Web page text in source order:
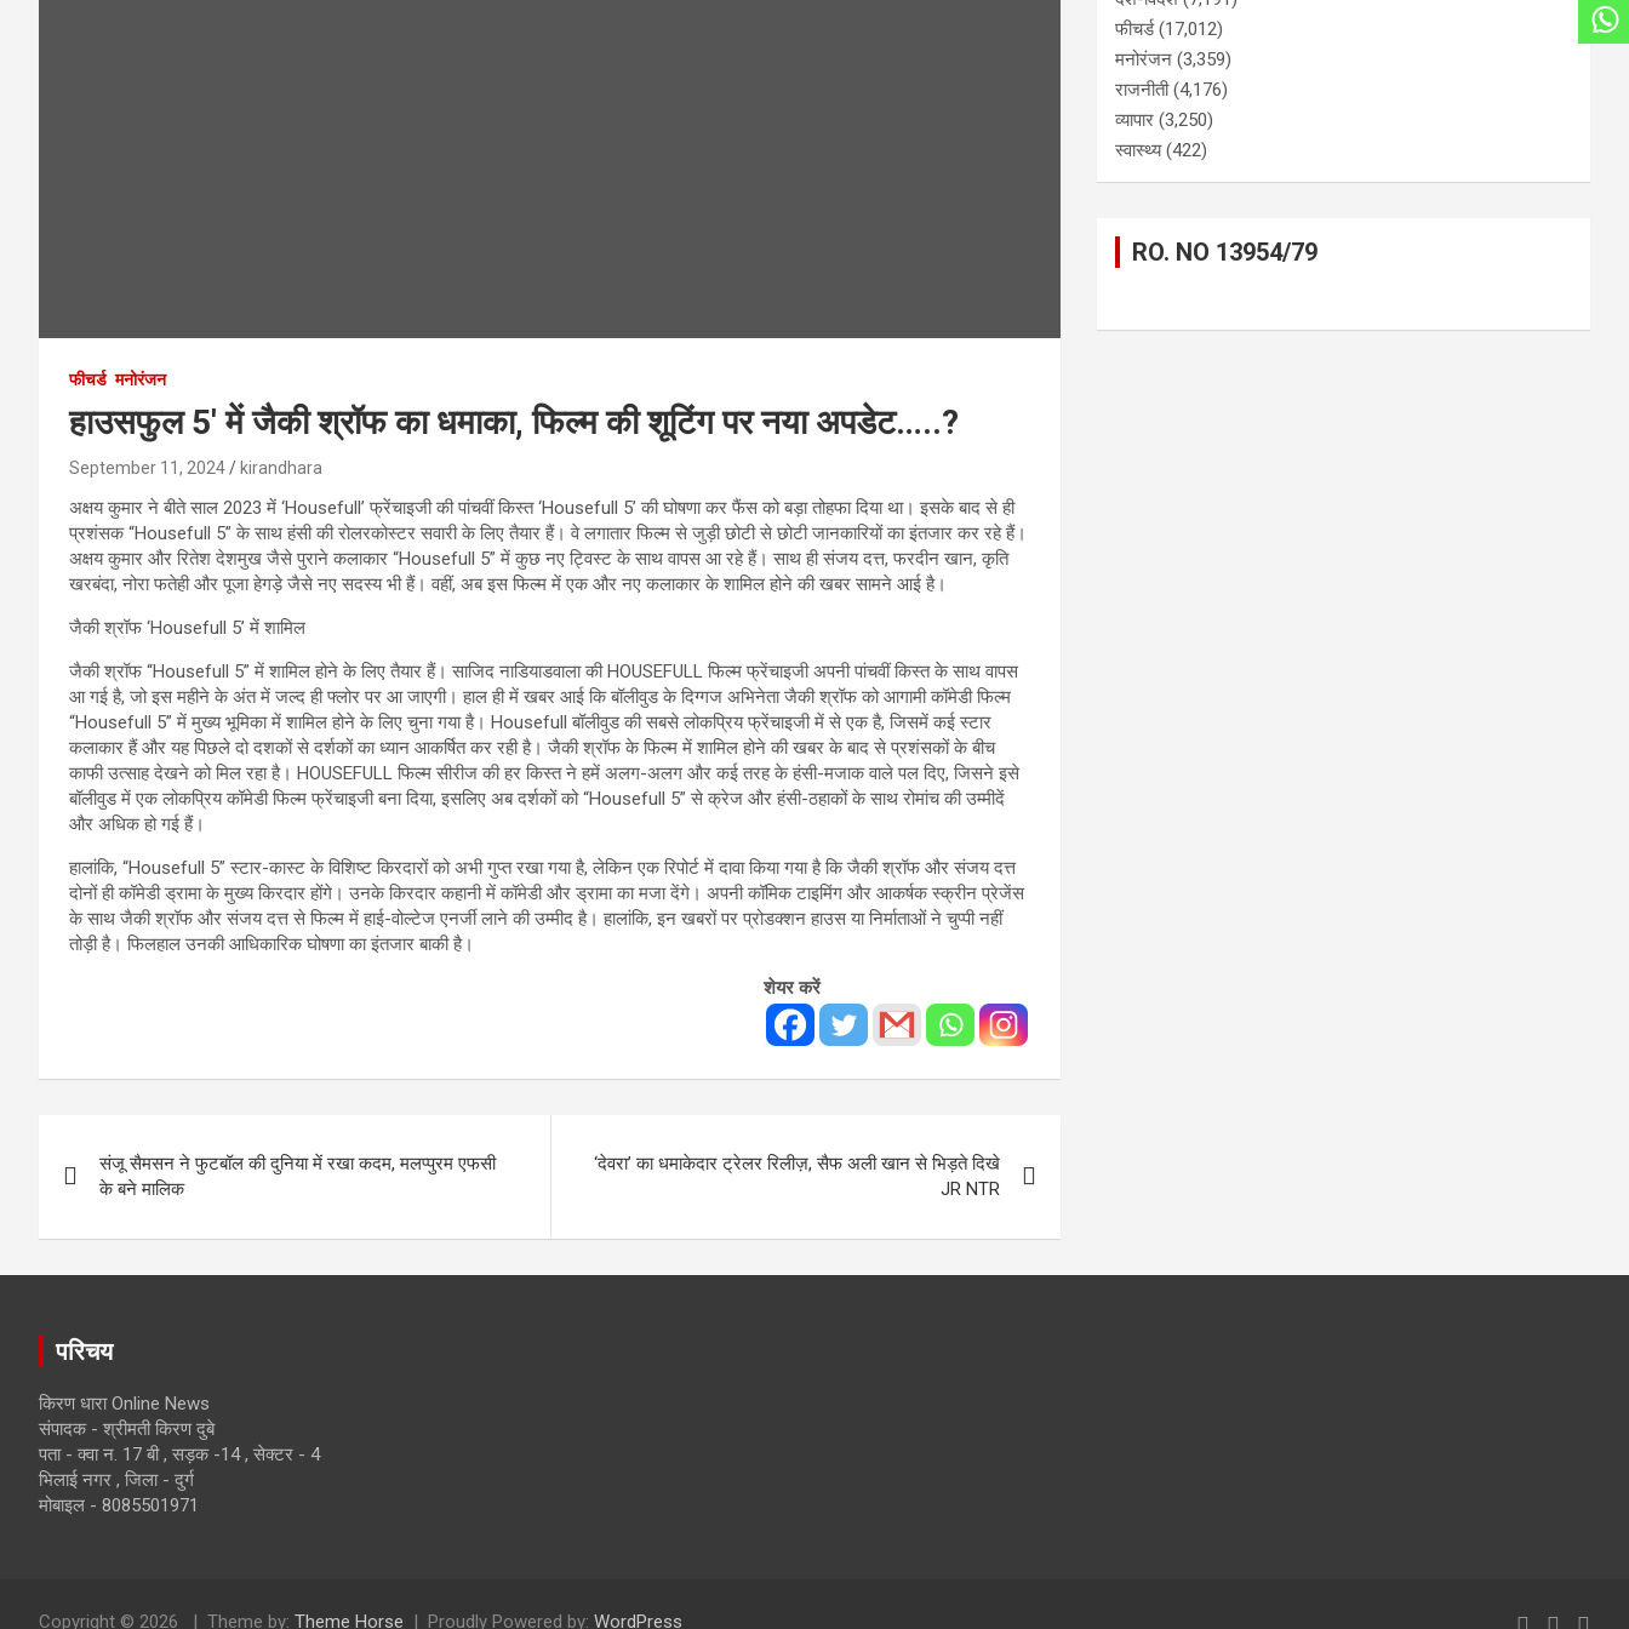
फीचर्ड मनोरंजन
हाउसफुल 5′ में जैकी श्रॉफ का धमाका, फिल्म की शूटिंग पर नया अपडेट…..?
September 11, 2024 kirandhara
अक्षय कुमार ने बीते साल 2023 में ‘Housefull’ फ्रेंचाइजी की पांचवीं किस्त ‘Housefull 5’ की घोषणा कर फैंस को बड़ा तोहफा दिया था। इसके बाद से ही
प्रशंसक “Housefull 5” के साथ हंसी की रोलरकोस्टर सवारी के लिए तैयार हैं। वे लगातार फिल्म से जुड़ी छोटी से छोटी जानकारियों का इंतजार कर रहे हैं।
अक्षय कुमार और रितेश देशमुख जैसे पुराने कलाकार “Housefull 5” में कुछ नए ट्विस्ट के साथ वापस आ रहे हैं। साथ ही संजय दत्त, फरदीन खान, कृति
खरबंदा, नोरा फतेही और पूजा हेगड़े जैसे नए सदस्य भी हैं। वहीं, अब इस फिल्म में एक और नए कलाकार के शामिल होने की खबर सामने आई है।
जैकी श्रॉफ ‘Housefull 5’ में शामिल
जैकी श्रॉफ “Housefull 5” में शामिल होने के लिए तैयार हैं। साजिद नाडियाडवाला की HOUSEFULL फिल्म फ्रेंचाइजी अपनी पांचवीं किस्त के साथ वापस
आ गई है, जो इस महीने के अंत में जल्द ही फ्लोर पर आ जाएगी। हाल ही में खबर आई कि बॉलीवुड के दिग्गज अभिनेता जैकी श्रॉफ को आगामी कॉमेडी फिल्म
“Housefull 5” में मुख्य भूमिका में शामिल होने के लिए चुना गया है। Housefull बॉलीवुड की सबसे लोकप्रिय फ्रेंचाइजी में से एक है, जिसमें कई स्टार
कलाकार हैं और यह पिछले दो दशकों से दर्शकों का ध्यान आकर्षित कर रही है। जैकी श्रॉफ के फिल्म में शामिल होने की खबर के बाद से प्रशंसकों के बीच
काफी उत्साह देखने को मिल रहा है। HOUSEFULL फिल्म सीरीज की हर किस्त ने हमें अलग-अलग और कई तरह के हंसी-मजाक वाले पल दिए, जिसने इसे
बॉलीवुड में एक लोकप्रिय कॉमेडी फिल्म फ्रेंचाइजी बना दिया, इसलिए अब दर्शकों को “Housefull 5” से क्रेज और हंसी-ठहाकों के साथ रोमांच की उम्मीदें
और अधिक हो गई हैं।
हालांकि, “Housefull 5” स्टार-कास्ट के विशिष्ट किरदारों को अभी गुप्त रखा गया है, लेकिन एक रिपोर्ट में दावा किया गया है कि जैकी श्रॉफ और संजय दत्त
दोनों ही कॉमेडी ड्रामा के मुख्य किरदार होंगे। उनके किरदार कहानी में कॉमेडी और ड्रामा का मजा देंगे। अपनी कॉमिक टाइमिंग और आकर्षक स्क्रीन प्रेजेंस
के साथ जैकी श्रॉफ और संजय दत्त से फिल्म में हाई-वोल्टेज एनर्जी लाने की उम्मीद है। हालांकि, इन खबरों पर प्रोडक्शन हाउस या निर्माताओं ने चुप्पी नहीं
तोड़ी है। फिलहाल उनकी आधिकारिक घोषणा का इंतजार बाकी है।
शेयर करें
navigation
संजू सैमसन ने फुटबॉल की दुनिया में रखा कदम, मलप्पुरम एफसी
के बने मालिक
‘देवरा’ का धमाकेदार ट्रेलर रिलीज़, सैफ अली खान से भिड़ते दिखे
JR NTR
फीचर्ड(17,012)
मनोरंजन (3,359)
राजनीती(4,176)
व्यापार (3,250)
स्वास्थ्य(422)
RO. NO 13954/79
परिचय
किरण धारा Online News
संपादक - श्रीमती किरण दुबे
पता - क्वा न. 17 बी , सड़क -14 , सेक्टर - 4
भिलाई नगर , जिला - दुर्ग
मोबाइल - 8085501971
Copyright © 2026 Theme by: Theme Horse Proudly Powered by: WordPress